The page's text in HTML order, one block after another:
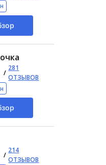
услуг
/
281
ОТЗЫВОВ
/
214
ОТЗЫВОВ